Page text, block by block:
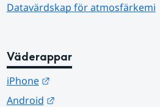
Datavärdskap för atmosfärkemi
Väderappar
iPhone
Länk till annan
Android
Länk till annan